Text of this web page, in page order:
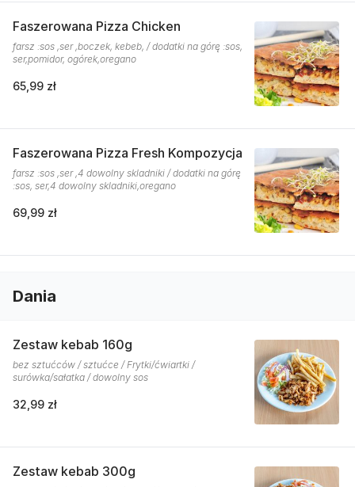
Faszerowana Pizza Chicken
farsz :sos ,ser ,boczek, kebeb, / dodatki na górę :sos,
ser,pomidor, ogórek,oregano
65,99 zł
Faszerowana Pizza Fresh Kompozycja
farsz :sos ,ser ,4 dowolny skladniki / dodatki na górę
:sos, ser,4 dowolny skladniki,oregano
69,99 zł
Dania
Zestaw kebab 160g
bez sztućców / sztućce / Frytki/ćwiartki /
surówka/sałatka / dowolny sos
32,99 zł
Zestaw kebab 300g